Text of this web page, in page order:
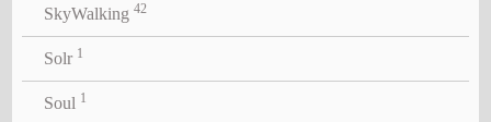
SkyWalking 42
Solr 1
Soul 1